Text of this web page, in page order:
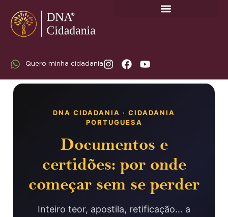
Quero minha cidadania
DNA CIDADANIA · CIDADANIA
PORTUGUESA
Documentos e
certidões: por onde
começar sem se perder
Inteiro teor, apostila, retificação… a